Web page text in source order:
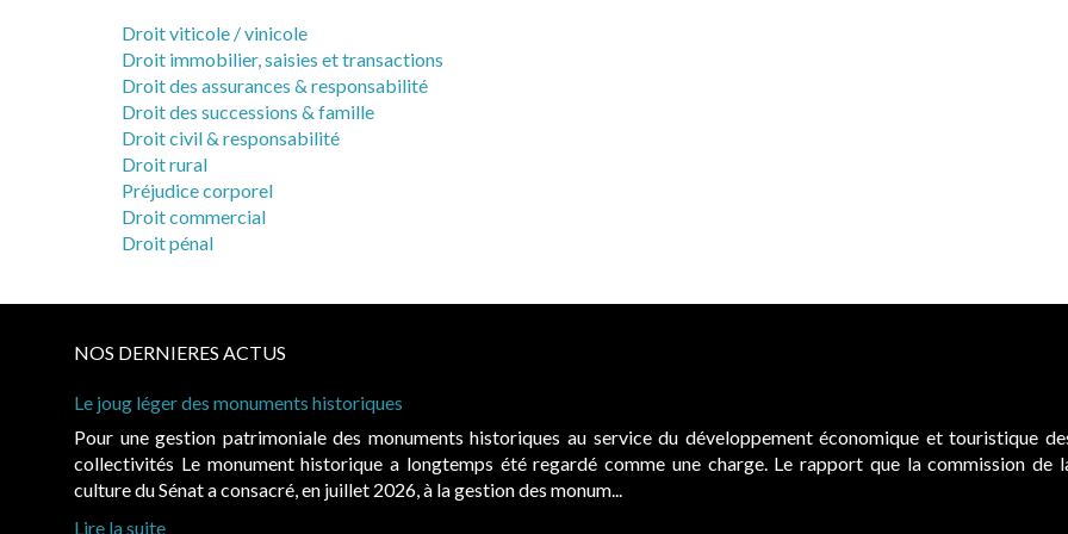
Droit viticole / vinicole
Droit immobilier, saisies et transactions
Droit des assurances & responsabilité
Droit des successions & famille
Droit civil & responsabilité
Droit rural
Préjudice corporel
Droit commercial
Droit pénal
NOS DERNIERES ACTUS
Le joug léger des monuments historiques
Pour une gestion patrimoniale des monuments historiques au service du développement économique et touristique
collectivités Le monument historique a longtemps été regardé comme une charge. Le rapport que la commission de
culture du Sénat a consacré, en juillet 2026, à la gestion des monum...
Lire la suite